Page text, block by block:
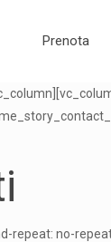
Prenota
no-